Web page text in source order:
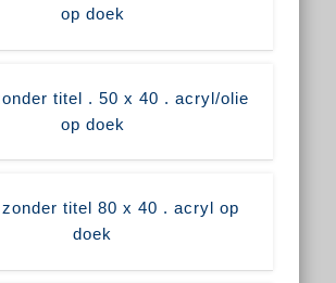
op doek
titel . 50 x 40 . acryl/olie
op doek
titel 80 x 40 . acryl op
doek